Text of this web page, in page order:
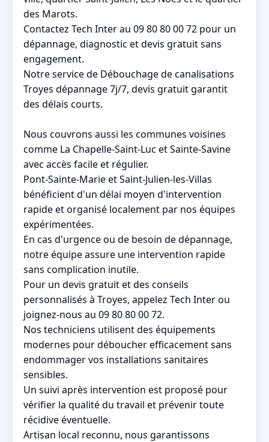
des Marots.
Contactez Tech Inter au 09 80 80 00 72 pour un
dépannage, diagnostic et devis gratuit sans
engagement.
Notre service de Débouchage de canalisations
Troyes dépannage 7j/7, devis gratuit garantit
des délais courts.
Nous couvrons aussi les communes voisines
comme La Chapelle-Saint-Luc et Sainte-Savine
avec accès facile et régulier.
Pont-Sainte-Marie et Saint-Julien-les-Villas
bénéficient d'un délai moyen d'intervention
rapide et organisé localement par nos équipes
expérimentées.
En cas d'urgence ou de besoin de dépannage,
notre équipe assure une intervention rapide
sans complication inutile.
Pour un devis gratuit et des conseils
personnalisés à Troyes, appelez Tech Inter ou
joignez-nous au 09 80 80 00 72.
Nos techniciens utilisent des équipements
modernes pour déboucher efficacement sans
endommager vos installations sanitaires
sensibles.
Un suivi après intervention est proposé pour
vérifier la qualité du travail et prévenir toute
récidive éventuelle.
Artisan local reconnu, nous garantissons